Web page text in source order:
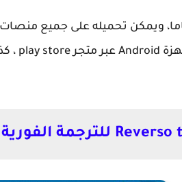
ويمكن تحميله على جميع